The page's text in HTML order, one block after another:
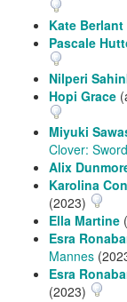
Kate Berlant
Pascale
Nilperi
Hopi Grace
Miyuki
Clover:
Alix
Karolina
(2023)
Ella Martine
Esra
Mannes
Esra
(2023)